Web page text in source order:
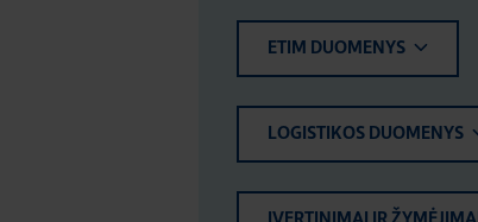
ETIM DUOMENYS
LOGISTIKOS DUOMENYS